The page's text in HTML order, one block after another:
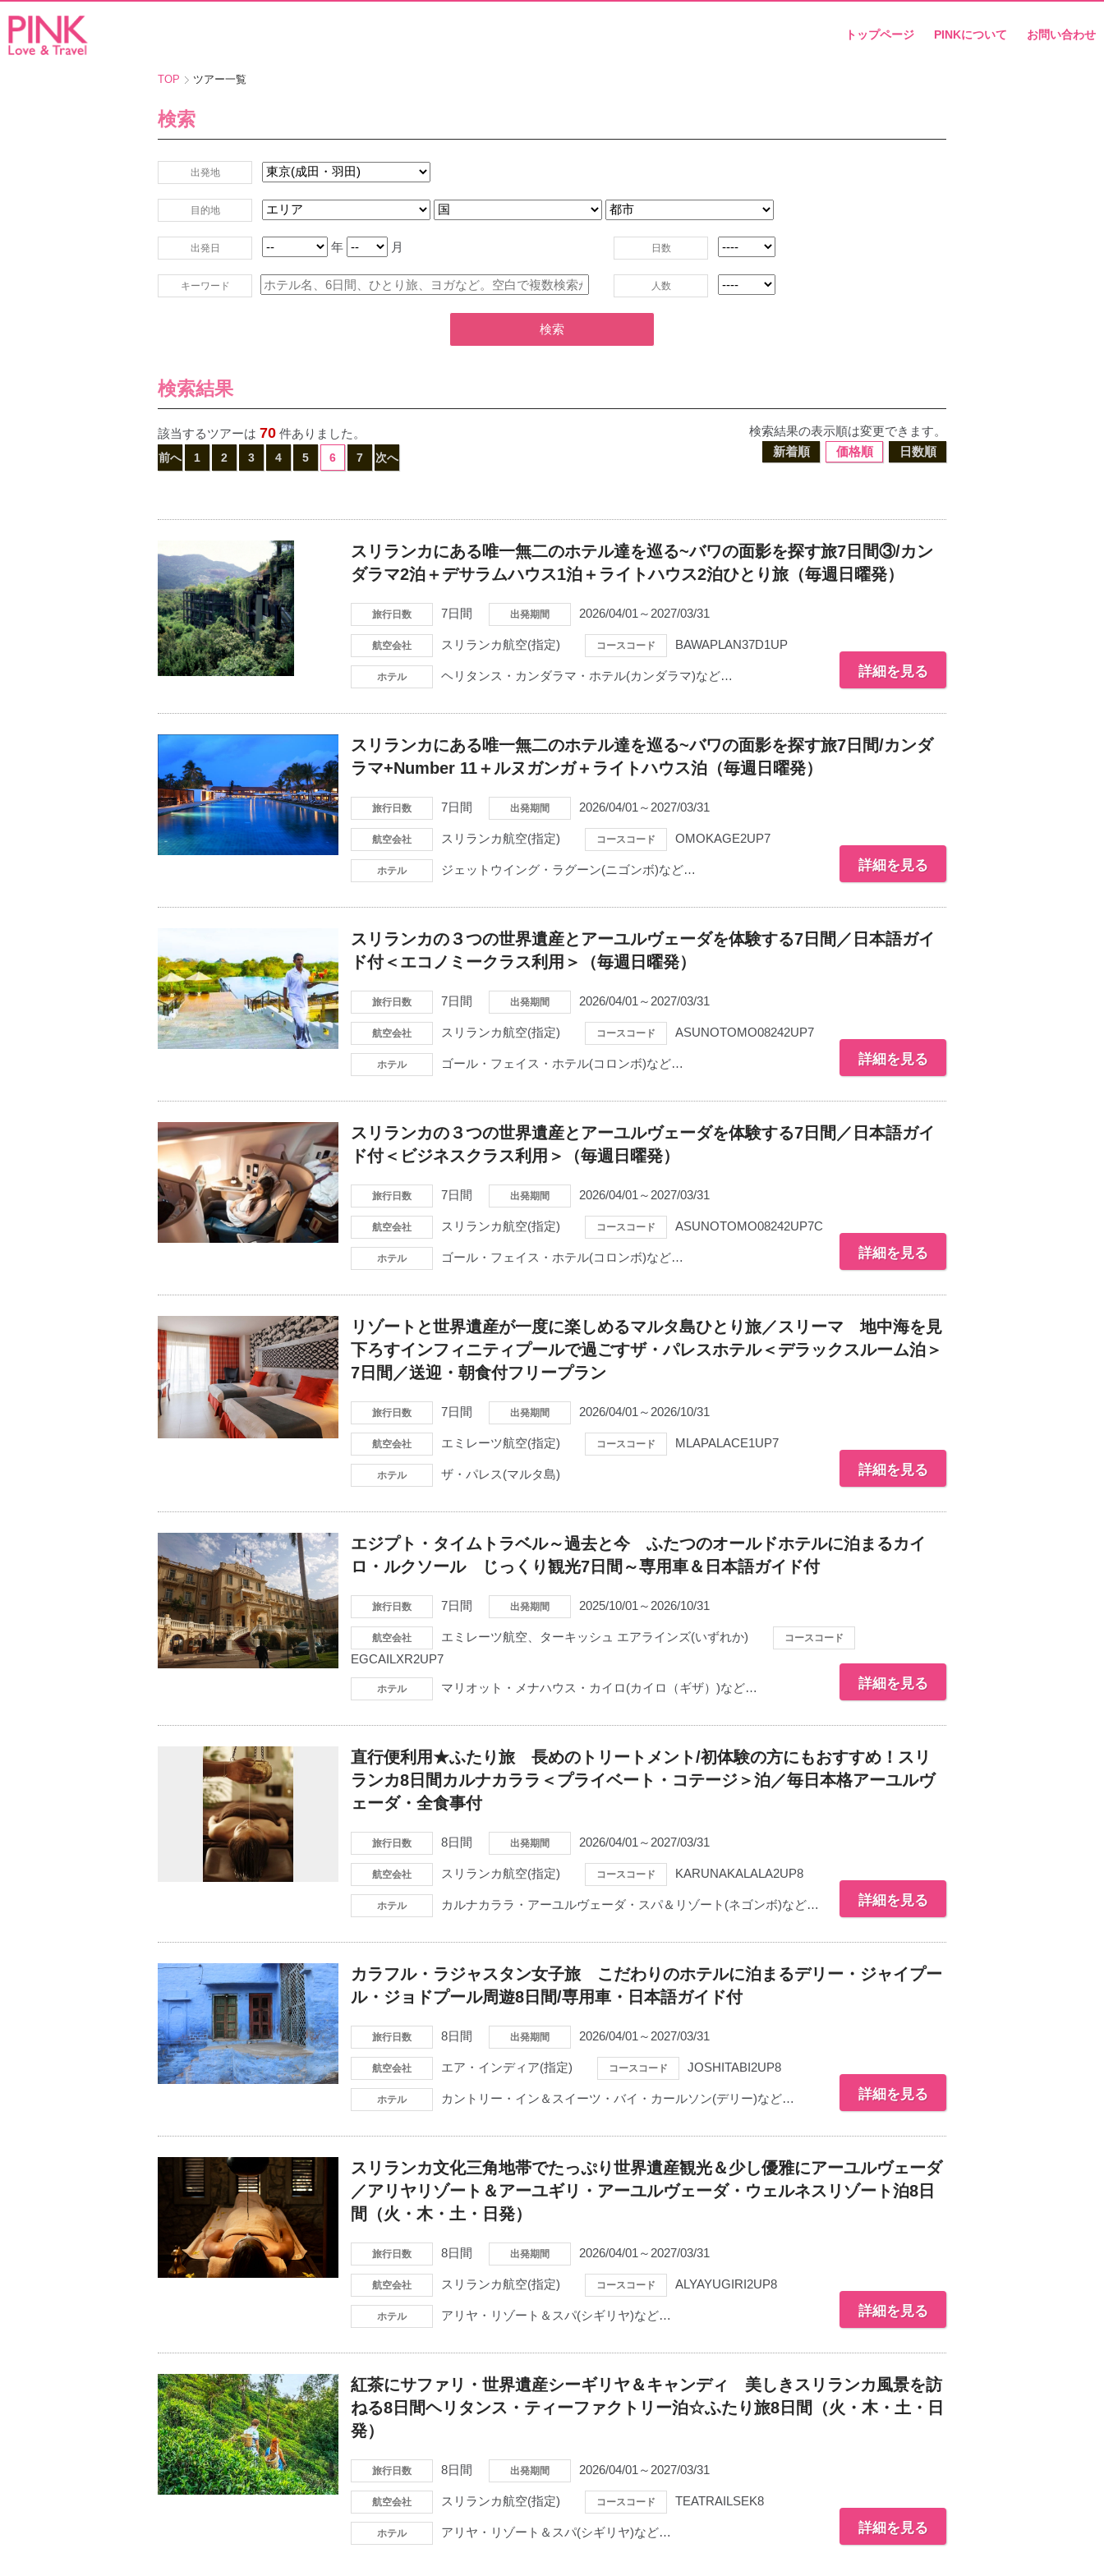
トップページ PINKについて お問い合わせ
TOP ツアー一覧
検索
出発地
目的地
出発日 年 月 日数
キーワード 人数
検索
検索結果
該当するツアーは 70 件ありました。
前へ 1 2 3 4 5 6 7 次へ
検索結果の表示順は変更できます。
新着順
価格順 日数順
スリランカにある唯一無二のホテル達を巡る~バワの面影を探す旅7日間③/カン
ダラマ2泊＋デサラムハウス1泊＋ライトハウス2泊ひとり旅（毎週日曜発）
旅行日数 7日間 出発期間 2026/04/01～2027/03/31
航空会社 スリランカ航空(指定) コースコード BAWAPLAN37D1UP
ホテル ヘリタンス・カンダラマ・ホテル(カンダラマ)など… 詳細を見る
スリランカにある唯一無二のホテル達を巡る~バワの面影を探す旅7日間/カンダ
ラマ+Number 11＋ルヌガンガ＋ライトハウス泊（毎週日曜発）
旅行日数 7日間 出発期間 2026/04/01～2027/03/31
航空会社 スリランカ航空(指定) コースコード OMOKAGE2UP7
ホテル ジェットウイング・ラグーン(ニゴンボ)など… 詳細を見る
スリランカの３つの世界遺産とアーユルヴェーダを体験する7日間／日本語ガイ
ド付＜エコノミークラス利用＞（毎週日曜発）
旅行日数 7日間 出発期間 2026/04/01～2027/03/31
航空会社 スリランカ航空(指定) コースコード ASUNOTOMO08242UP7
ホテル ゴール・フェイス・ホテル(コロンボ)など… 詳細を見る
スリランカの３つの世界遺産とアーユルヴェーダを体験する7日間／日本語ガイ
ド付＜ビジネスクラス利用＞（毎週日曜発）
旅行日数 7日間 出発期間 2026/04/01～2027/03/31
航空会社 スリランカ航空(指定) コースコード ASUNOTOMO08242UP7C
ホテル ゴール・フェイス・ホテル(コロンボ)など… 詳細を見る
リゾートと世界遺産が一度に楽しめるマルタ島ひとり旅／スリーマ 地中海を見
下ろすインフィニティプールで過ごすザ・パレスホテル＜デラックスルーム泊＞
7日間／送迎・朝食付フリープラン
旅行日数 7日間 出発期間 2026/04/01～2026/10/31
航空会社 エミレーツ航空(指定) コースコード MLAPALACE1UP7
ホテル ザ・パレス(マルタ島) 詳細を見る
エジプト・タイムトラベル～過去と今 ふたつのオールドホテルに泊まるカイ
ロ・ルクソール じっくり観光7日間～専用車＆日本語ガイド付
旅行日数 7日間 出発期間 2025/10/01～2026/10/31
航空会社 エミレーツ航空、ターキッシュ エアラインズ(いずれか) コースコード
EGCAILXR2UP7
ホテル マリオット・メナハウス・カイロ(カイロ（ギザ）)など… 詳細を見る
直行便利用★ふたり旅 長めのトリートメント/初体験の方にもおすすめ！スリ
ランカ8日間カルナカララ＜プライベート・コテージ＞泊／毎日本格アーユルヴ
ェーダ・全食事付
旅行日数 8日間 出発期間 2026/04/01～2027/03/31
航空会社 スリランカ航空(指定) コースコード KARUNAKALALA2UP8
ホテル カルナカララ・アーユルヴェーダ・スパ＆リゾート(ネゴンボ)など… 詳細を見る
カラフル・ラジャスタン女子旅 こだわりのホテルに泊まるデリー・ジャイプー
ル・ジョドプール周遊8日間/専用車・日本語ガイド付
旅行日数 8日間 出発期間 2026/04/01～2027/03/31
航空会社 エア・インディア(指定) コースコード JOSHITABI2UP8
ホテル カントリー・イン＆スイーツ・バイ・カールソン(デリー)など… 詳細を見る
スリランカ文化三角地帯でたっぷり世界遺産観光＆少し優雅にアーユルヴェーダ
／アリヤリゾート＆アーユギリ・アーユルヴェーダ・ウェルネスリゾート泊8日
間（火・木・土・日発）
旅行日数 8日間 出発期間 2026/04/01～2027/03/31
航空会社 スリランカ航空(指定) コースコード ALYAYUGIRI2UP8
ホテル アリヤ・リゾート＆スパ(シギリヤ)など… 詳細を見る
紅茶にサファリ・世界遺産シーギリヤ＆キャンディ 美しきスリランカ風景を訪
ねる8日間ヘリタンス・ティーファクトリー泊☆ふたり旅8日間（火・木・土・日
発）
旅行日数 8日間 出発期間 2026/04/01～2027/03/31
航空会社 スリランカ航空(指定) コースコード TEATRAILSEK8
ホテル アリヤ・リゾート＆スパ(シギリヤ)など… 詳細を見る